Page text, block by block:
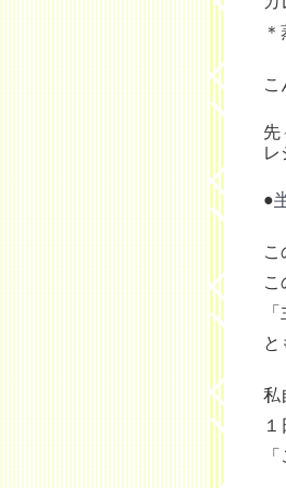
こ
先
レ
●
こ
こ
と
私